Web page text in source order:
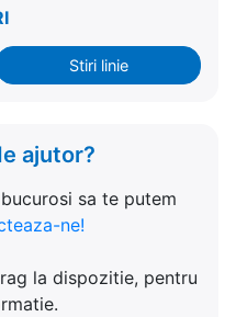
Stiri linie
ajutor?
sa te putem
ne!
la dispozitie, pentru